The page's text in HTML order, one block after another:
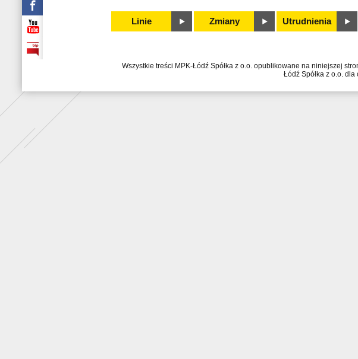
Linie Zmiany Utrudnienia
Wszystkie treści MPK-Łódź Spółka z o.o. opublikowane na niniejszej
Łódź Spółka z o.o.